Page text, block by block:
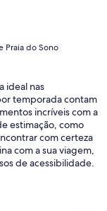
Praia do Sono
ideal nas
temporada contam
incríveis com a
estimação, como
com certeza
com a sua viagem,
de acessibilidade.